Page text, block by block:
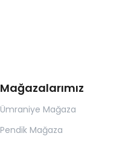
Mağazalarımız
Ümraniye Mağaza
Pendik Mağaza